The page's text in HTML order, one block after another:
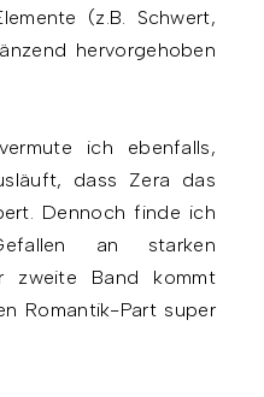
(z.B. Schwert,
hervorgehoben
ich ebenfalls,
dass Zera das
Dennoch finde ich
an starken
zweite Band kommt
Romantik-Part super